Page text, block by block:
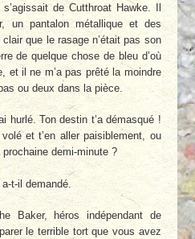
de Cutthroat Hawke. Il
un pantalon métallique et des
que le rasage n’était pas son
de quelque chose de bleu d’où
et il ne m’a pas prêté la moindre
ou deux dans la pièce.
hurlé. Ton destin t’a démasqué !
et t’en aller paisiblement, ou
demi-minute ?
t-il demandé.
Baker, héros indépendant de
le terrible tort que vous avez